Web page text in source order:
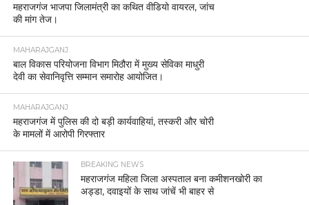
महराजगंज भाजपा जिलामंत्री का कथित वीडियो वायरल, जांच
की मांग तेज।
MAHARAJGANJ
बाल विकास परियोजना विभाग मिठौरा में मुख्य सेविका माधुरी
देवी का सेवानिवृत्ति सम्मान समारोह आयोजित।
MAHARAJGANJ
महराजगंज में पुलिस की दो बड़ी कार्यवाहियां, तस्करी और चोरी
के मामलों में आरोपी गिरफ्तार
BREAKING NEWS
महराजगंज महिला जिला अस्पताल बना कमीशनखोरी का
अड्डा, दवाइयों के साथ जांचें भी बाहर से